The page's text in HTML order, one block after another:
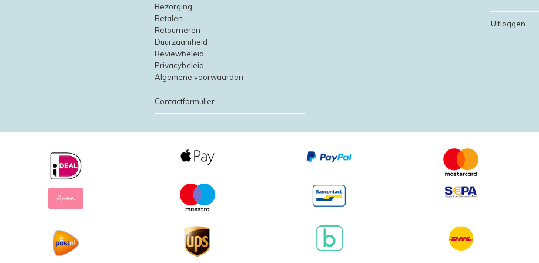
Bezorging
Betalen
Retourneren
Duurzaamheid
Reviewbeleid
Privacybeleid
Algemene voorwaarden
Contactformulier
Uitloggen